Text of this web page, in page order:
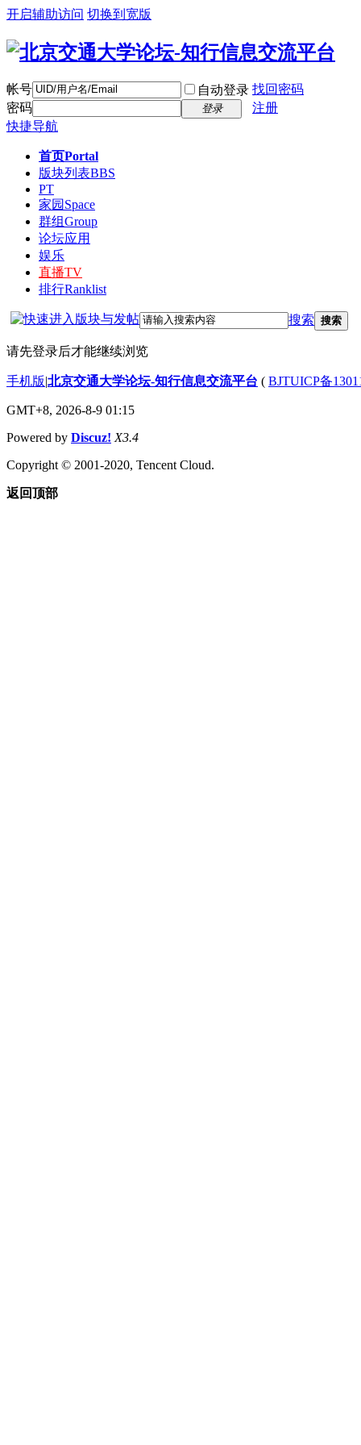
开启辅助访问 切换到宽版
帐号 自动登录 找回密码
密码
登录
注册
快捷导航
首页Portal
版块列表BBS
PT
家园 Space
群组Group
论坛应用
娱乐
直播TV
排行Ranklist
搜索 搜索
请先登录后才能继续浏览
手机版|北京交通大学论坛-知行信息交流平台 ( BJTUICP备
GMT+8, 2026-8-9 01:15
Powered by Discuz! X3.4
Copyright © 2001-2020, Tencent Cloud.
返回顶部